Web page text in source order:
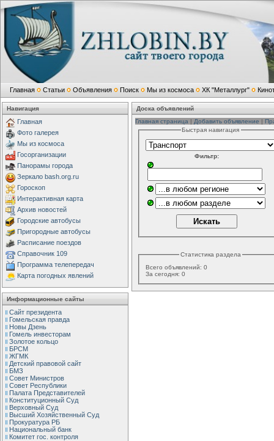
Главная Статьи Объявления Поиск Мы из космоса ХК "Металлург"
Навигация
Главная
Фото галерея
Мы из космоса
Госорганизации
Панорамы города
Зеркало bash.org.ru
Гороскоп
Интерактивная карта
Архив новостей
Городские автобусы
Пригородные автобусы
Расписание поездов
Справочник 109
Программа телепередач
Карта погодных явлений
Информационные сайты
Сайт президента
Гомельская правда
Новы Дзень
Гомель инвесторам
Золотое кольцо
БРСМ
ЖГМК
Детский правовой сайт
БМЗ
Совет Министров
Совет Республики
Палата Представителей
Конституционный Cуд
Верховный Cуд
Высший Хозяйственный Суд
Прокуратура РБ
Национальный банк
Комитет гос. контроля
Доска объявлений
Главная страница | Добавить объявление |
Быстрая навигация
Фильтр:
Статистика раздела
Всего объявлений: 0
За сегодня: 0